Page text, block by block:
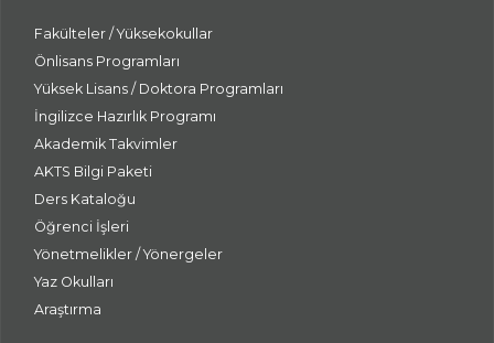
Fakülteler / Yüksekokullar
Önlisans Programları
Yüksek Lisans / Doktora Programları
İngilizce Hazırlık Programı
Akademik Takvimler
AKTS Bilgi Paketi
Ders Kataloğu
Öğrenci İşleri
Yönetmelikler / Yönergeler
Yaz Okulları
Araştırma